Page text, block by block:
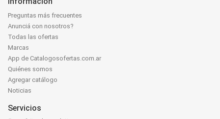
Preguntas más frecuentes
Anunciá con nosotros?
Todas las ofertas
Marcas
App de Catalogosofertas.com.ar
Quiénes somos
Agregar catálogo
Noticias
Servicios